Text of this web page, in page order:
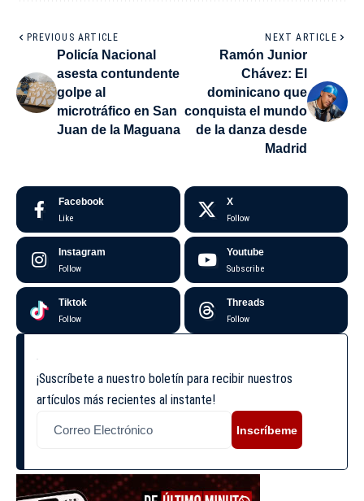
PREVIOUS ARTICLE
Policía Nacional
asesta contundente
golpe al
microtráfico en San
Juan de la Maguana
NEXT ARTICLE
Ramón Junior
Chávez: El
dominicano que
conquista el mundo
de la danza desde
Madrid
Facebook
Like
X
Follow
Instagram
Follow
Youtube
Subscribe
Tiktok
Follow
Threads
Follow
¡Suscríbete a nuestro boletín para recibir nuestros
artículos más recientes al instante!
Inscríbeme